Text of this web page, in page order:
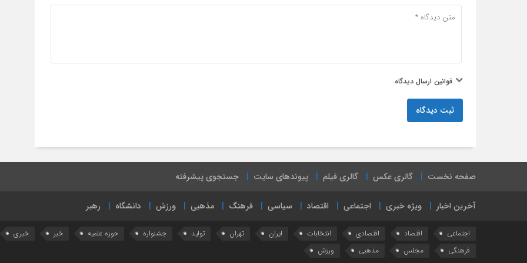
قوانین ارسال دیدگاه
ثبت دیدگاه
صفحه نخست گالری عکس گالری فیلم پیوندهای سایت جستجوی پیشرفته
آخرین اخبار ویژه خبری اجتماعی اقتصاد سیاسی فرهنگ مذهبی ورزش دانشگاه رهبر
اجتماعی اقتصاد اقتصادی انتخابات ایران تهران تولید جشنواره حوزه علمیه خبر خبری
فرهنگی
مجلس مذهبی ورزش